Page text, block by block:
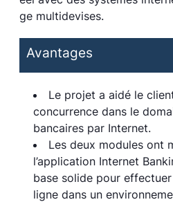
ge multidevises.
Avantages
Le projet a aidé le
concurrence dans le
bancaires par Internet.
Les deux modules ont
l’application Internet
base solide pour
ligne dans un